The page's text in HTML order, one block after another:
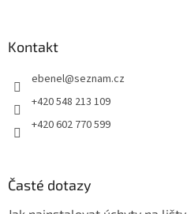
Kontakt
ebenel@seznam.cz
+420 548 213 109
+420 602 770 599
Časté dotazy